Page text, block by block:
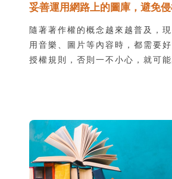
妥善運用網路上的圖庫，避免
隨著著作權的概念越來越普及，
用音樂、圖片等內容時，都需要
授權規則，否則一不小心，就可能
吧！